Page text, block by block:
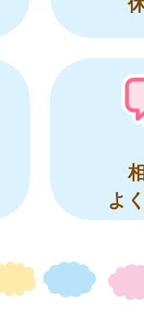
よ